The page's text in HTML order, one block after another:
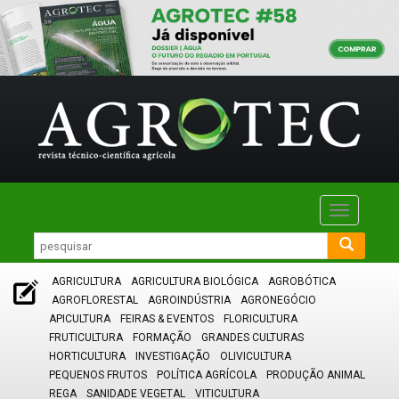
Toggle
AGRICULTURA AGRICULTURA BIOLÓGICA
AGROBÓTICA
AGROFLORESTAL
AGROINDÚSTRIA
AGRONEGÓCIO
APICULTURA
FEIRAS & EVENTOS
FLORICULTURA
FRUTICULTURA
FORMAÇÃO
GRANDES CULTURAS
HORTICULTURA
INVESTIGAÇÃO
OLIVICULTURA
PEQUENOS FRUTOS
POLÍTICA AGRÍCOLA
PRODUÇÃO ANIMAL
REGA
SANIDADE VEGETAL VITICULTURA